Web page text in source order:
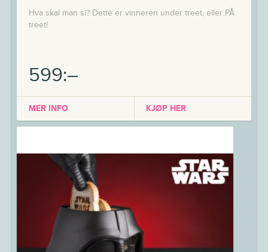
Hva skal man si? Dette er vinneren under treet, eller PÅ
treet!
599:–
MER INFO KJØP HER